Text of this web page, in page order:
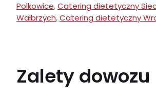
Polkowice,Catering dietetyczny
Wałbrzych,Catering dietetyczny
Zalety dowozu